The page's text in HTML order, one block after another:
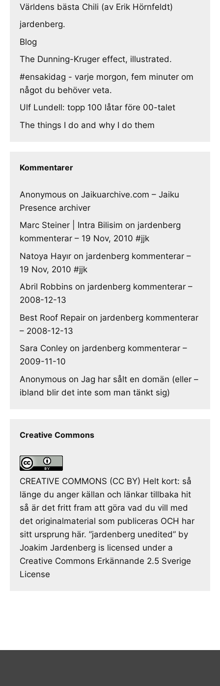
Världens bästa Chili (av Erik Hörnfeldt)
jardenberg.
Blog
The Dunning-Kruger effect, illustrated.
#ensakidag - varje morgon, fem minuter om
något du behöver veta.
Ulf Lundell: topp 100 låtar före 00-talet
The things I do and why I do them
Kommentarer
Anonymous on Jaikuarchive.com – Jaiku
Presence archiver
Marc Steiner | Intra Bilisim on jardenberg
kommenterar – 19 Nov, 2010 #jjk
Natoya Hayır on jardenberg kommenterar –
19 Nov, 2010 #jjk
Abril Robbins on jardenberg kommenterar –
2008-12-13
Best Roof Repair on jardenberg kommenterar
– 2008-12-13
Sara Conley on jardenberg kommenterar –
2009-11-10
Anonymous on Jag har sålt en domän (eller –
ibland blir det inte som man tänkt sig)
Creative Commons
CREATIVE COMMONS (CC BY) Helt kort: så
länge du anger källan och länkar tillbaka hit
så är det fritt fram att göra vad du vill med
det originalmaterial som publiceras OCH har
sitt ursprung här. ”jardenberg unedited” by
Joakim Jardenberg is licensed under a
Creative Commons Erkännande 2.5 Sverige
License